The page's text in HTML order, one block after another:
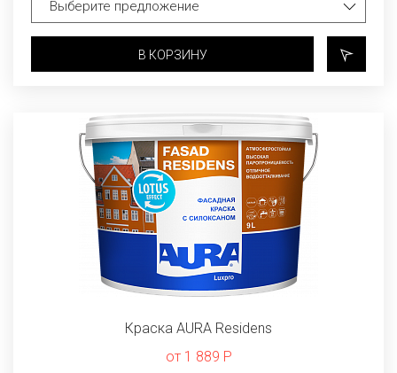
В КОРЗИНУ
Краска AURA Residens
от 1 889 Р